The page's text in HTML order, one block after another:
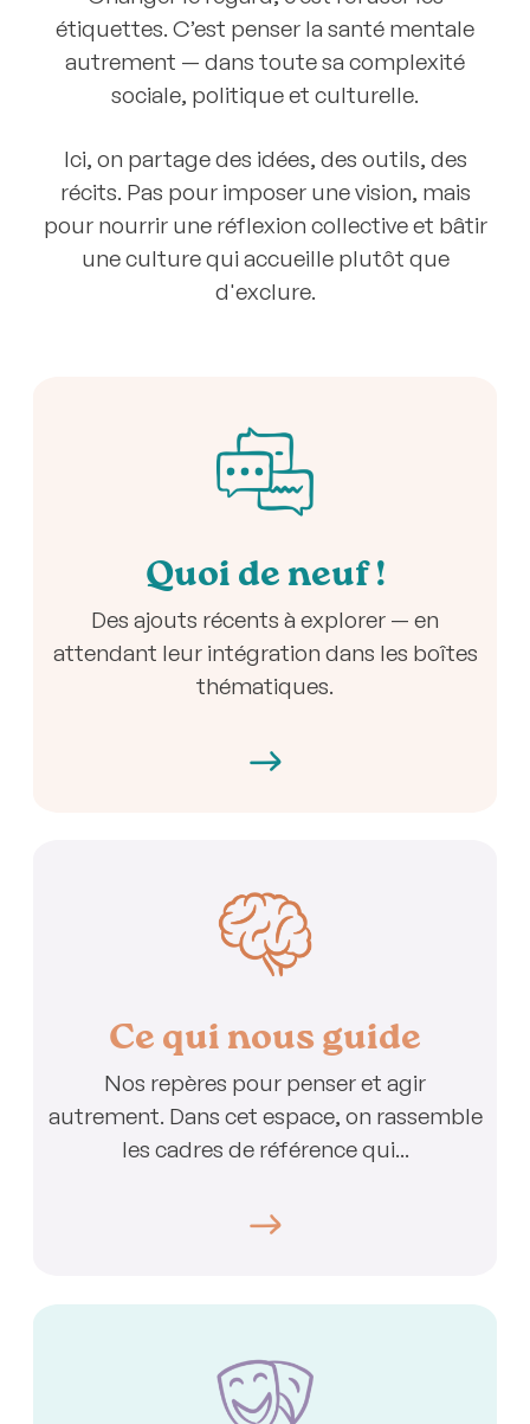
étiquettes. C’est penser la santé mentale
autrement — dans toute sa complexité
sociale, politique et culturelle.
Ici, on partage des idées, des outils, des
récits. Pas pour imposer une vision, mais
pour nourrir une réflexion collective et bâtir
une culture qui accueille plutôt que
d'exclure.
Quoi de neuf !
Des ajouts récents à explorer — en
attendant leur intégration dans les boîtes
thématiques.
Ce qui nous guide
Nos repères pour penser et agir
autrement. Dans cet espace, on rassemble
les cadres de référence qui...